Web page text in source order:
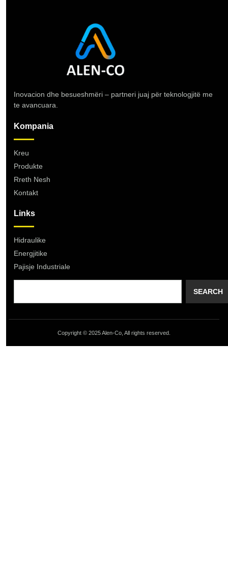
Inovacion dhe besueshmëri – partneri juaj për teknologjitë me
te avancuara.
Kompania
Kreu
Produkte
Rreth Nesh
Kontakt
Links
Hidraulike
Energjitike
Pajisje Industriale
SEARCH
Copyright © 2025 Alen-Co, All rights reserved.